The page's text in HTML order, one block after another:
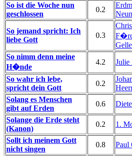
So ist die Woche nun
geschlossen
0.2
So jemand spricht: Ich
liebe Gott
0.3
So nimm denn meine
H�nde
4.2 Julie
So wahr ich lebe,
spricht dein Gott
0.2
Solang es Menschen
gibt auf Erden
0.6
Solange die Erde steht
(Kanon)
0.2 1.
Sollt ich meinem Gott
nicht singen
0.8 Paul